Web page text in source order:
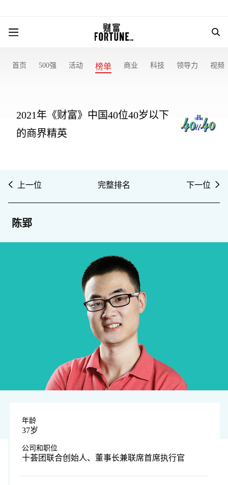
首页 500强 活动 榜单 商业 科技 领导力 视频
2021年《财富》中国40位40岁以下
的商界精英
上一位 完整排名 下一位
陈郢
年龄
37岁
公司和职位
十荟团联合创始人、董事长兼联席首席执行官